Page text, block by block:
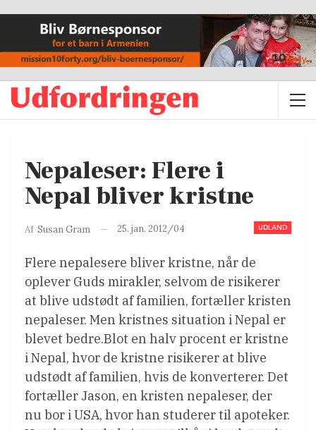
Nepaleser: Flere i
Nepal bliver kristne
UDLAND
Af Susan Gram 25. jan. 2012/04
Flere nepalesere bliver kristne, når de
oplever Guds mirakler, selvom de risikerer
at blive udstødt af familien, fortæller kristen
nepaleser. Men kristnes situation i Nepal er
blevet bedre.Blot en halv procent er kristne
i Nepal, hvor de kristne risikerer at blive
udstødt af familien, hvis de konverterer. Det
fortæller Jason, en kristen nepaleser, der
nu bor i USA, hvor han studerer til apoteker.